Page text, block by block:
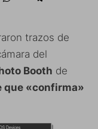
trazos de
del
Booth de
que «confirma»